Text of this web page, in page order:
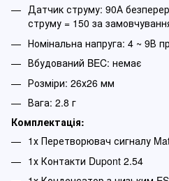
Датчик струму: 90А
струму = 150 за
Номінальна напруга: 4 ~ 9В
Вбудований BEC: немає
Розміри: 26х26 мм
Вага: 2.8 г
Комплектація:
1х Перетворювач сигналу
1х Контакти Dupont 2.54